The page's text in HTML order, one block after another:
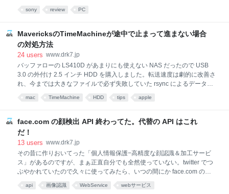
にぶつけて傷をつけてしまいます。そんな訳で登山には3年前に買った
・・・が、いかんせんデジタル一眼の画質に慣れてしまうと画質的に満
足できません。当時はハイエンドコンデジとして名を馳せた名機S90で
すが、そろそろお役御免。登山用にズームレンズを搭載するコンパクト
トに出し入れする儀式を一週間ほどした挙句、三連休初日・登山前日に
猛烈な物欲に襲われて、急遽大宮のビックカメラまで買いに行ったのが
SONY
sony review PC
MavericksのTimeMachineが途中で止まって進まない場合
の対処方法
24 users www.drk7.jp
バッファローの LS410D があまりにも使えない NAS だったので USB
3.0 の外付け 2.5 インチ HDD を購入しました。転送速度は劇的に改善さ
れ、今までは大きなファイルで必ず失敗していた rsync によるデータ転
などを HDD へ移動し終え、お次は TimeMachine でバックアップを開始
具合が解消されません。 ディスクの書込バイト数を確認してみると全く
データ転送をしているように見えないので、アクセス権か競合か、何か
しらの理由でロックがかかり前に進まない状況になっていると推測され
Spotlight の問題を疑いました。当然のようにバックアップ先の HDD は
mac TimeMachine HDD tips apple
face.com の顔検出 API 終わってた。代替の API はこれ
だ！
13 users www.drk7.jp
その昔に作りおいてった「個人情報保護−高精度な顔認識＆加工サービ
ス」があるのですが、まぁ正直自分でも全然使っていない。twitter でつ
ぶやかれていたので久々に使ってみたら、いつの間にか face.com の顔
検出 API は終了していて使い物にならなくなってました。しかも API が
終わってたのは、face.com が facebook に買収されてまもなくで、すで
api 画像認識 WebService webサービス